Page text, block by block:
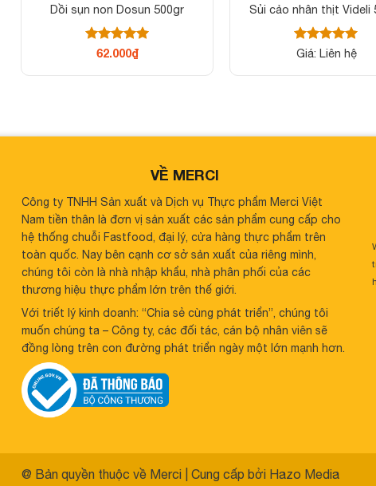
Dồi sụn non Dosun 500gr
Được xếp
sao
62.000₫
Sủi cảo nhân thịt Videli
Được xếp
sao
Giá: Liên hệ
VỀ MERCI
Công ty TNHH Sản xuất và Dịch vụ Thực phẩm Merci Việt
Nam tiền thân là đơn vị sản xuất các sản phẩm cung cấp cho
hệ thống chuỗi Fastfood, đại lý, cửa hàng thực phẩm trên
toàn quốc. Nay bên cạnh cơ sở sản xuất của riêng mình,
chúng tôi còn là nhà nhập khẩu, nhà phân phối của các
thương hiệu thực phẩm lớn trên thế giới.
Với triết lý kinh doanh: “Chia sẻ cùng phát triển”, chúng tôi
muốn chúng ta – Công ty, các đối tác, cán bộ nhân viên sẽ
đồng lòng trên con đường phát triển ngày một lớn mạnh hơn.
@ Bản quyền thuộc về Merci Cung cấp bởi Hazo Media